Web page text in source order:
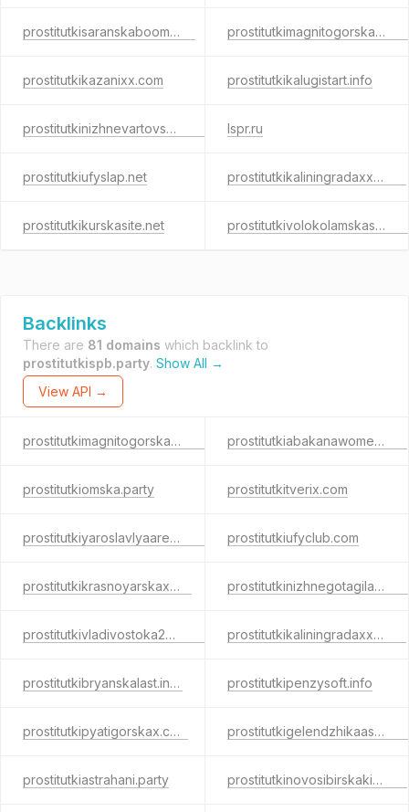
prostitutkisaranskaboom.info prostitutkimagnitogorskameet.info
prostitutkikazanixx.com prostitutkikalugistart.info
prostitutkinizhnevartovskafun.net lspr.ru
prostitutkiufyslap.net prostitutkikaliningradaxxx.info
prostitutkikurskasite.net prostitutkivolokolamskashe.com
Backlinks
There are 81 domains which backlink to
prostitutkispb.party. Show All →
View API →
prostitutkimagnitogorska.party prostitutkiabakanawomen.info
prostitutkiomska.party prostitutkitverix.com
prostitutkiyaroslavlyaarea.com prostitutkiufyclub.com
prostitutkikrasnoyarskax.net prostitutkinizhnegotagilaslap.net
prostitutkivladivostoka24.party prostitutkikaliningradaxxx.info
prostitutkibryanskalast.info prostitutkipenzysoft.info
prostitutkipyatigorskax.com prostitutkigelendzhikaasex.com
prostitutkiastrahani.party prostitutkinovosibirskakiss.net